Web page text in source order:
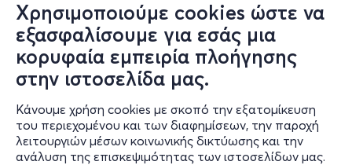
Χρησιμοποιούμε cookies ώστε να
εξασφαλίσουμε για εσάς μια
κορυφαία εμπειρία πλοήγησης
στην ιστοσελίδα μας.
Κάνουμε χρήση cookies με σκοπό την εξατομίκευση
του περιεχομένου και των διαφημίσεων, την παροχή
λειτουργιών μέσων κοινωνικής δικτύωσης και την
ανάλυση της επισκεψιμότητας των ιστοσελίδων μας.
Πληροφορίες
Υποστήριξη
Stay Connected